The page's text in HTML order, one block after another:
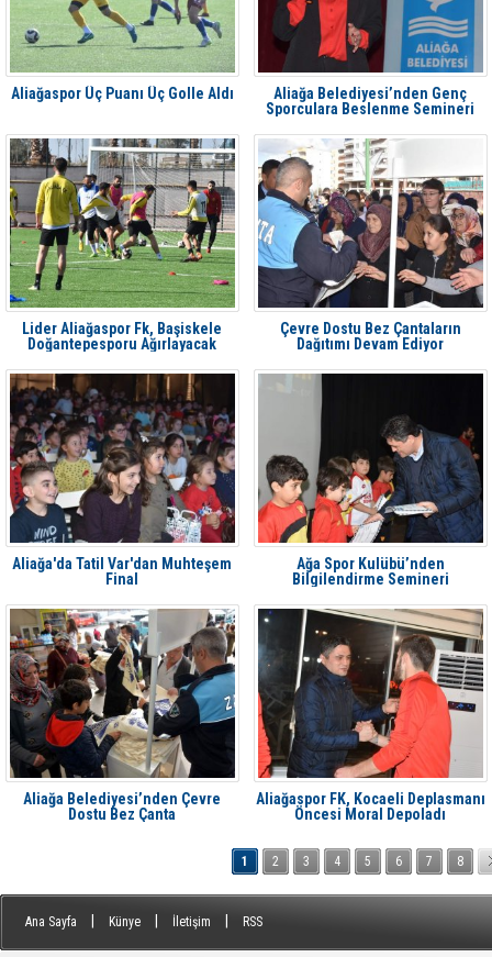
Aliağaspor Üç Puanı Üç Golle Aldı
Aliağa Belediyesi’nden Genç
Sporculara Beslenme Semineri
Lider Aliağaspor Fk, Başiskele
Doğantepesporu Ağırlayacak
Çevre Dostu Bez Çantaların
Dağıtımı Devam Ediyor
Aliağa'da Tatil Var'dan Muhteşem
Final
Ağa Spor Kulübü’nden
Bilgilendirme Semineri
Aliağa Belediyesi’nden Çevre
Dostu Bez Çanta
Aliağaspor FK, Kocaeli Deplasmanı
Öncesi Moral Depoladı
1 2 3 4 5 6 7 8
Ana Sayfa Künye İletişim RSS